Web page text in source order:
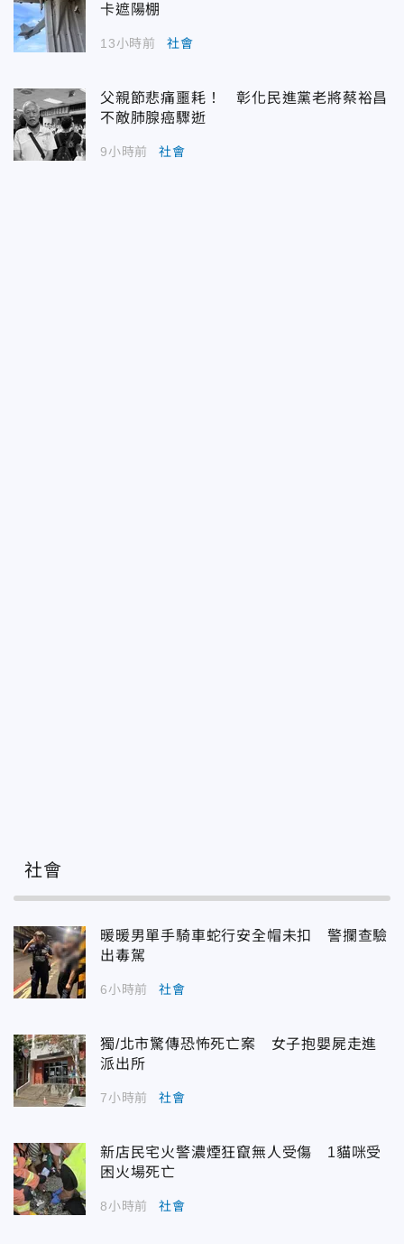
卡遮陽棚
13小時前 社會
父親節悲痛噩耗！ 彰化民進黨老將蔡裕昌
不敵肺腺癌驟逝
9小時前 社會
社會
暖暖男單手騎車蛇行安全帽未扣 警攔查驗
出毒駕
6小時前 社會
獨/北市驚傳恐怖死亡案 女子抱嬰屍走進
派出所
7小時前 社會
新店民宅火警濃煙狂竄無人受傷 1貓咪受
困火場死亡
8小時前 社會